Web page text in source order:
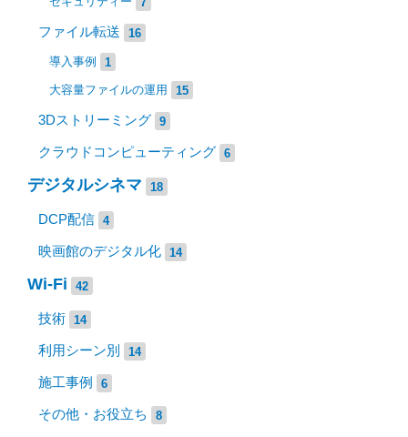
ファイル転送 16
導入事例 1
大容量ファイルの運用 15
3Dストリーミング 9
クラウドコンピューティング 6
デジタルシネマ 18
DCP配信 4
映画館のデジタル化 14
Wi-Fi 42
技術 14
利用シーン別 14
施工事例 6
その他・お役立ち 8